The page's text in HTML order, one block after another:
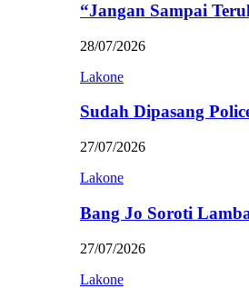
“Jangan Sampai
28/07/2026
Lakone
Sudah Dipasang
27/07/2026
Lakone
Bang Jo Soroti
27/07/2026
Lakone